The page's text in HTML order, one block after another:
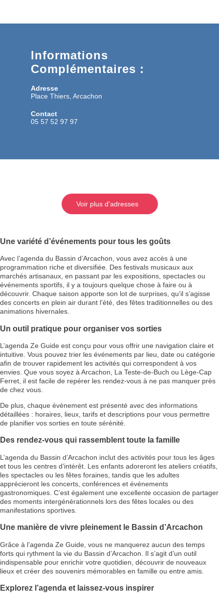
Informations
Complémentaires :
Adresse
Place Thiers, Arcachon
Contact
05 57 52 97 97
Voir plus d'adresses
Une variété d’événements pour tous les goûts
Avec l’agenda du Bassin d’Arcachon, vous avez accès à une
programmation riche et diversifiée. Des festivals musicaux aux
marchés artisanaux, en passant par les expositions, spectacles ou
événements sportifs, il y a toujours quelque chose à faire ou à
découvrir. Chaque saison apporte son lot de surprises, qu’il s’agisse
des concerts en plein air durant l’été, des fêtes traditionnelles ou des
animations hivernales.
Un outil pratique pour organiser vos sorties
L’agenda Ze Guide est conçu pour vous offrir une navigation claire et
intuitive. Vous pouvez trier les événements par lieu, date ou catégorie
afin de trouver rapidement les activités qui correspondent à vos
envies. Que vous soyez à Arcachon, La Teste-de-Buch ou Lège-Cap
Ferret, il est facile de repérer les rendez-vous à ne pas manquer près
de chez vous.
De plus, chaque événement est présenté avec des informations
détaillées : horaires, lieux, tarifs et descriptions pour vous permettre
de planifier vos sorties en toute sérénité.
Des rendez-vous qui rassemblent toute la famille
L’agenda du Bassin d’Arcachon inclut des activités pour tous les âges
et tous les centres d’intérêt. Les enfants adoreront les ateliers créatifs,
les spectacles ou les fêtes foraines, tandis que les adultes
apprécieront les concerts, conférences et événements
gastronomiques. C’est également une excellente occasion de partager
des moments intergénérationnels lors des fêtes locales ou des
manifestations sportives.
Une manière de vivre pleinement le Bassin d’Arcachon
Grâce à l’agenda Ze Guide, vous ne manquerez aucun des temps
forts qui rythment la vie du Bassin d’Arcachon. Il s’agit d’un outil
indispensable pour enrichir votre quotidien, découvrir de nouveaux
lieux et créer des souvenirs mémorables en famille ou entre amis.
Explorez l’agenda et laissez-vous inspirer